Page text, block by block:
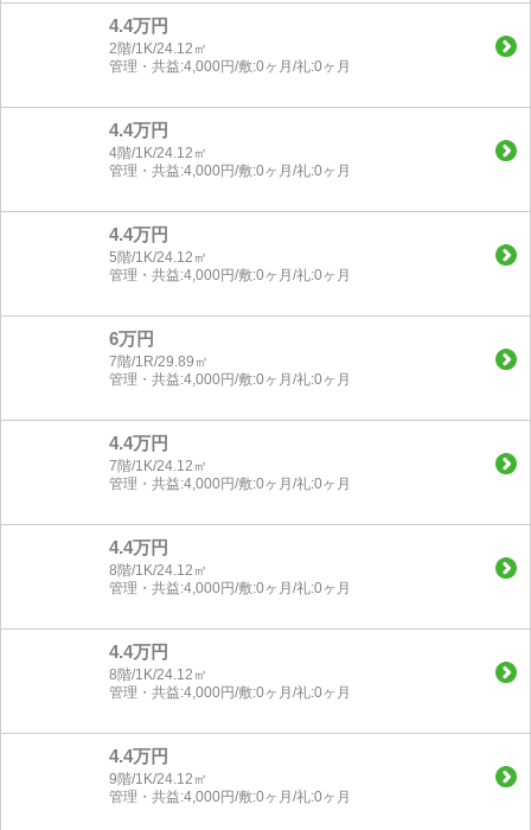
4.4万円
2階/1K/24.12㎡
管理・共益:4,000円/敷:0ヶ月/礼:0ヶ月
4.4万円
4階/1K/24.12㎡
管理・共益:4,000円/敷:0ヶ月/礼:0ヶ月
4.4万円
5階/1K/24.12㎡
管理・共益:4,000円/敷:0ヶ月/礼:0ヶ月
6万円
7階/1R/29.89㎡
管理・共益:4,000円/敷:0ヶ月/礼:0ヶ月
4.4万円
7階/1K/24.12㎡
管理・共益:4,000円/敷:0ヶ月/礼:0ヶ月
4.4万円
8階/1K/24.12㎡
管理・共益:4,000円/敷:0ヶ月/礼:0ヶ月
4.4万円
8階/1K/24.12㎡
管理・共益:4,000円/敷:0ヶ月/礼:0ヶ月
4.4万円
9階/1K/24.12㎡
管理・共益:4,000円/敷:0ヶ月/礼:0ヶ月